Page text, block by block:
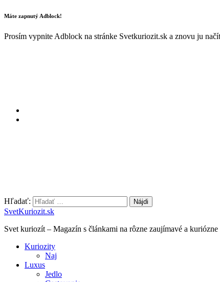
Máte zapnutý Adblock!
Prosím vypnite Adblock na stránke Svetkuriozit.sk a znovu ju
Hľadať:
SvetKuriozit.sk
Svet kuriozít – Magazín s článkami na rôzne zaujímavé a kuriózne
Kuriozity
Naj
Luxus
Jedlo